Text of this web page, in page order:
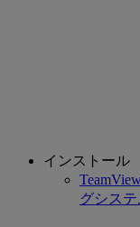
インストール
グシステ